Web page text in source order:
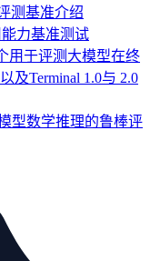
测基准介绍
能力基准测试
用于评测大模型在终
及Terminal 1.0与 2.0
型数学推理的鲁棒评